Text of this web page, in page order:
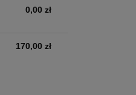
0,00 zł
170,00 zł